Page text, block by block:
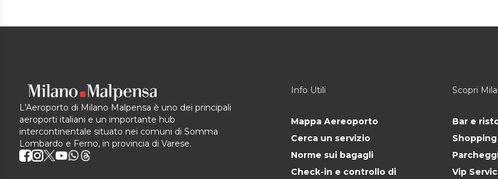
L'Aeroporto di Milano Malpensa è uno dei principali
aeroporti italiani e un importante hub
intercontinentale situato nei comuni di Somma
Lombardo e Ferno, in provincia di Varese.
Info Utili
Mappa Aereoporto
Cerca un servizio
Norme sui bagagli
Check-in e controllo di
Scopri
Bar e
Vip